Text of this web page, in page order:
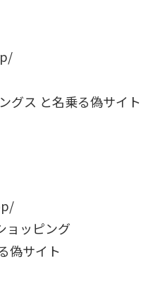
グス と名乗る偽サイト
ョッピング
偽サイト